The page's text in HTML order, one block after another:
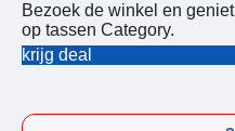
Bezoek de winkel en
op tassen Category.
krijg deal